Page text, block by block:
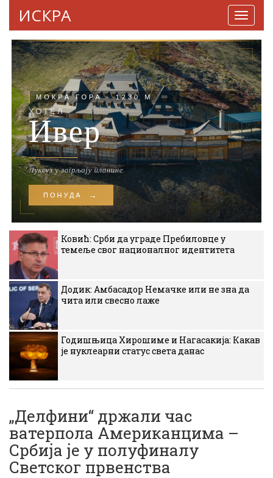
ИСКРА
Ковић: Срби да уграде Пребиловце у
темеље свог националног идентитета
Додик: Амбасадор Немачке или не зна да
чита или свесно лаже
Годишњица Хирошиме и Нагасакија: Какав
је нуклеарни статус света данас
„Делфини“ држали час
ватерпола Американцима –
Србија је у полуфиналу
Светског првенства